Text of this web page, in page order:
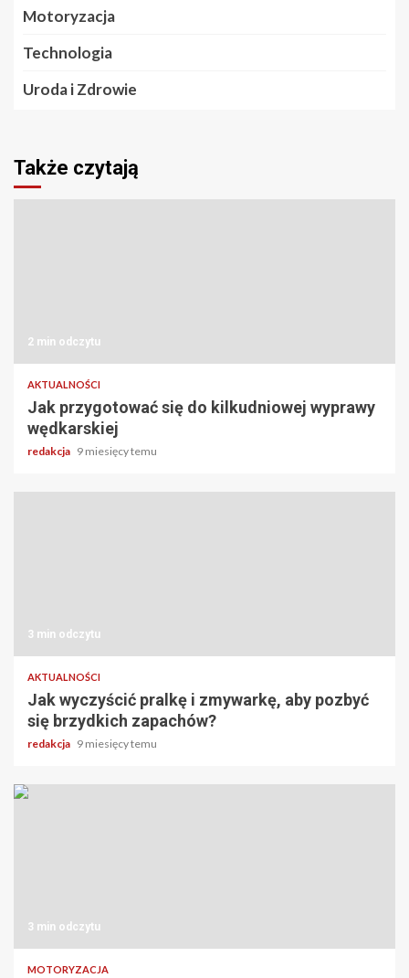
Motoryzacja
Technologia
Uroda i Zdrowie
Także czytają
2 min odczytu
AKTUALNOŚCI
Jak przygotować się do kilkudniowej wyprawy
wędkarskiej
redakcja 9 miesięcy temu
3 min odczytu
AKTUALNOŚCI
Jak wyczyścić pralkę i zmywarkę, aby pozbyć
się brzydkich zapachów?
redakcja 9 miesięcy temu
3 min odczytu
MOTORYZACJA